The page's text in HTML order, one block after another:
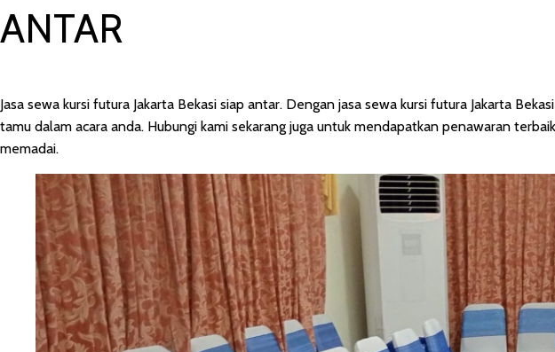
ANTAR
Jasa sewa kursi futura Jakarta Bekasi siap antar. Dengan jasa sewa kursi futura Jakarta
tamu dalam acara anda. Hubungi kami sekarang juga untuk mendapatkan penawaran
memadai.